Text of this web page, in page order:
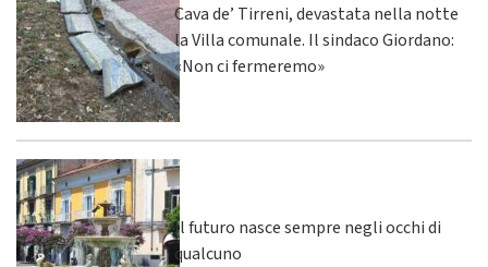
Cava de’ Tirreni, devastata nella notte
la Villa comunale. Il sindaco Giordano:
«Non ci fermeremo»
Il futuro nasce sempre negli occhi di
qualcuno